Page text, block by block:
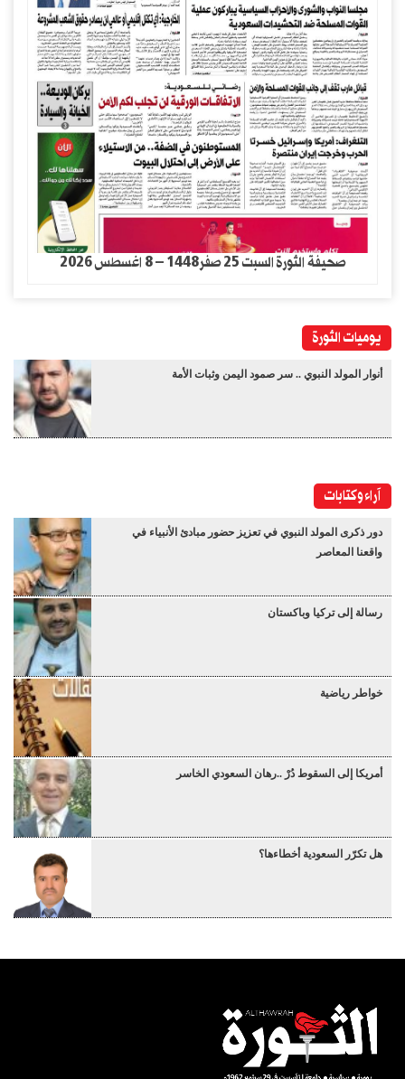
صحيفة الثورة السبت 25 صفر1448 – 8 اغسطس 2026
يوميات الثورة
أنوار المولد النبوي .. سر صمود اليمن وثبات الأمة
آراء وكتابات
دور ذكرى المولد النبوي في تعزيز حضور مبادئ الأنبياء في
واقعنا المعاصر
رسالة إلى تركيا وباكستان
خواطر رياضية
أمريكا إلى السقوط دُرْ ..رهان السعودي الخاسر
هل تكرّر السعودية أخطاءها؟